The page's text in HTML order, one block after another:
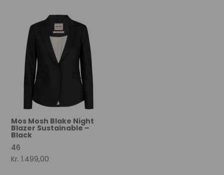
Kr. 299,00.
Mos Mosh Blake Night
Blazer Sustainable –
Black
46
Kr. 1.499,00